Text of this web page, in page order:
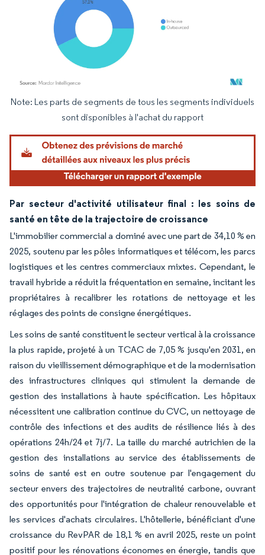
Image © Mordor Intelligence. La réutilisation nécessite une attribution sous CC BY
Note: Les parts de segments de tous les segments individuels
sont disponibles à l'achat du rapport
Par secteur d'activité utilisateur final : les soins de
santé en tête de la trajectoire de croissance
L'immobilier commercial a dominé avec une part de 34,10 % en
2025, soutenu par les pôles informatiques et télécom, les parcs
logistiques et les centres commerciaux mixtes. Cependant, le
travail hybride a réduit la fréquentation en semaine, incitant les
propriétaires à recalibrer les rotations de nettoyage et les
réglages des points de consigne énergétiques.
Les soins de santé constituent le secteur vertical à la croissance
la plus rapide, projeté à un TCAC de 7,05 % jusqu'en 2031, en
raison du vieillissement démographique et de la modernisation
des infrastructures cliniques qui stimulent la demande de
gestion des installations à haute spécification. Les hôpitaux
nécessitent une calibration continue du CVC, un nettoyage de
contrôle des infections et des audits de résilience liés à des
opérations 24h/24 et 7j/7. La taille du marché autrichien de la
gestion des installations au service des établissements de
soins de santé est en outre soutenue par l'engagement du
secteur envers des trajectoires de neutralité carbone, ouvrant
des opportunités pour l'intégration de chaleur renouvelable et
les services d'achats circulaires. L'hôtellerie, bénéficiant d'une
croissance du RevPAR de 18,1 % en avril 2025, reste un point
positif pour les rénovations économes en énergie, tandis que